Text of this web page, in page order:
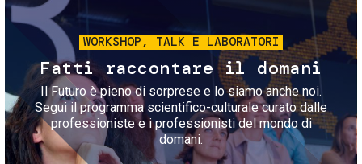
WORKSHOP, TALK E LABORATORI
Fatti raccontare il domani
Il Futuro è pieno di sorprese e lo siamo anche noi.
Segui il programma scientifico-culturale curato dalle
professioniste e i professionisti del mondo di
domani.